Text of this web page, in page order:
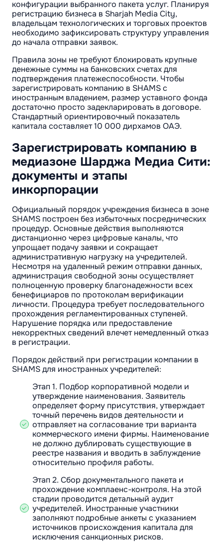
конфигурации выбранного пакета услуг. Планируя
регистрацию бизнеса в Sharjah Media City,
владельцам технологических и торговых проектов
необходимо зафиксировать структуру управления
до начала отправки заявок.
Правила зоны не требуют блокировать крупные
денежные суммы на банковских счетах для
подтверждения платежеспособности. Чтобы
зарегистрировать компанию в SHAMS с
иностранным владением, размер уставного фонда
достаточно просто задекларировать в договоре.
Стандартный ориентировочный показатель
капитала составляет 10 000 дирхамов ОАЭ.
Зарегистрировать компанию в
медиазоне Шарджа Медиа Сити:
документы и этапы
инкорпорации
Официальный порядок учреждения бизнеса в зоне
SHAMS построен без избыточных посреднических
процедур. Основные действия выполняются
дистанционно через цифровые каналы, что
упрощает подачу заявки и сокращает
административную нагрузку на учредителей.
Несмотря на удаленный режим отправки данных,
администрация свободной зоны осуществляет
полноценную проверку благонадежности всех
бенефициаров по протоколам верификации
личности. Процедура требует последовательного
прохождения регламентированных ступеней.
Нарушение порядка или предоставление
некорректных сведений влечет немедленный отказ
в регистрации.
Порядок действий при регистрации компании в
SHAMS для иностранных учредителей:
Этап 1. Подбор корпоративной модели и
утверждение наименования. Заявитель
определяет форму присутствия, утверждает
точный перечень видов деятельности и
отправляет на согласование три варианта
коммерческого имени фирмы. Наименование
не должно дублировать существующие в
реестре названия и вводить в заблуждение
относительно профиля работы.
Этап 2. Сбор документального пакета и
прохождение комплаенс-контроля. На этой
стадии проводится детальный аудит
учредителей. Иностранные участники
заполняют подробные анкеты с указанием
источников происхождения капитала для
исключения санкционных рисков.